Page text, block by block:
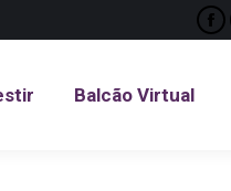
Balcão Virtual
Balcão Virtual